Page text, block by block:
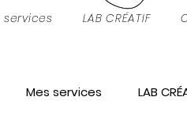
services LAB CRÉATIF
Mes services LAB